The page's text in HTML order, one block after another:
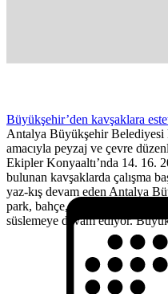
Büyükşehir’den kavşaklara
Antalya Büyükşehir Belediyesi
amacıyla peyzaj ve çevre
Ekipler Konyaaltı’nda 14. 16.
bulunan kavşaklarda
yaz-kış devam eden Antalya
park, bahçe, kavşak, meydan
süslemeye devam ediyor.